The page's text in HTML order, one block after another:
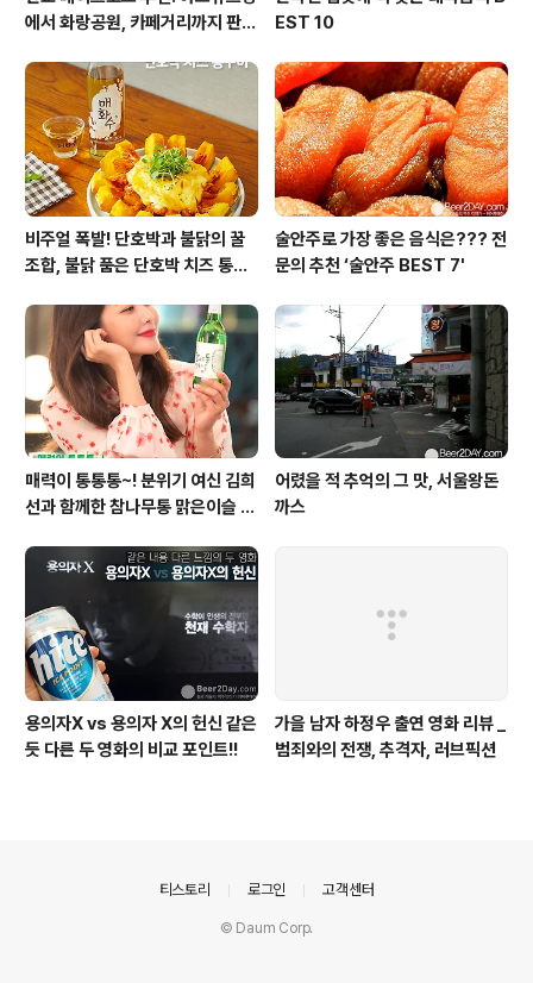
에서 화랑공원, 카페거리까지 판교
EST 10
비주얼 폭발! 단호박과 불닭의 꿀
조합, 불닭 품은 단호박 치즈 통구
술안주로 가장 좋은 음식은??? 전
문의 추천 ‘술안주 BEST 7'
매력이 통통통~! 분위기 여신 김희
선과 함께한 참나무통 맑은이슬 T
어렸을 적 추억의 그 맛, 서울왕돈
까스
용의자X vs 용의자 X의 헌신 같은
듯 다른 두 영화의 비교 포인트!!
가을 남자 하정우 출연 영화 리뷰 _
범죄와의 전쟁, 추격자, 러브픽션
티스토리 로그인 고객센터
© Daum Corp.